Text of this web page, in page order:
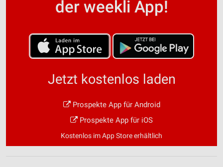
der weekli App!
Jetzt kostenlos laden
Prospekte App für Android
Prospekte App für iOS
Kostenlos im App Store erhältlich